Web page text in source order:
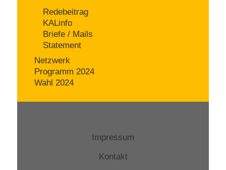
Redebeitrag
KALinfo
Briefe / Mails
Statement
Netzwerk
Programm 2024
Wahl 2024
Impressum
Kontakt